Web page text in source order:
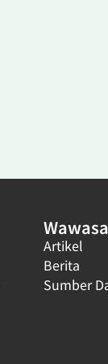
Artikel
Berita
Sumber